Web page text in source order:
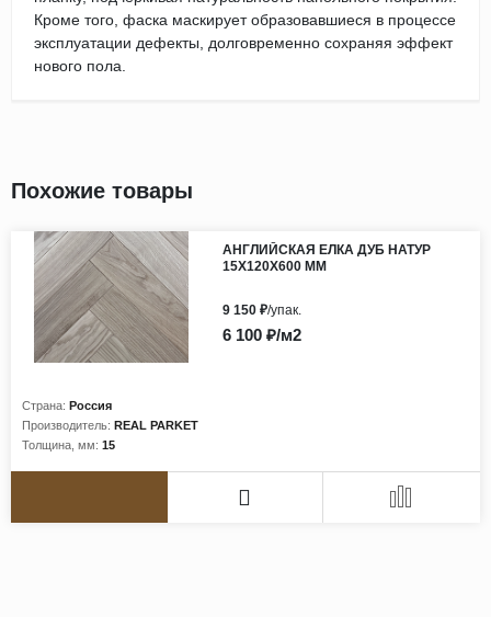
Кроме того, фаска маскирует образовавшиеся в процессе
эксплуатации дефекты, долговременно сохраняя эффект
нового пола.
Похожие товары
АНГЛИЙСКАЯ ЕЛКА ДУБ НАТУР
15Х120Х600 ММ
Страна: Россия
Производитель: REAL PARKET
Толщина, мм: 15
6 100 ₽/м2
9 150 ₽/упак.